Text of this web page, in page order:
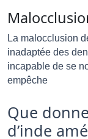
La malocclusion
inadaptée des
incapable de se
empêche
Que
d’inde